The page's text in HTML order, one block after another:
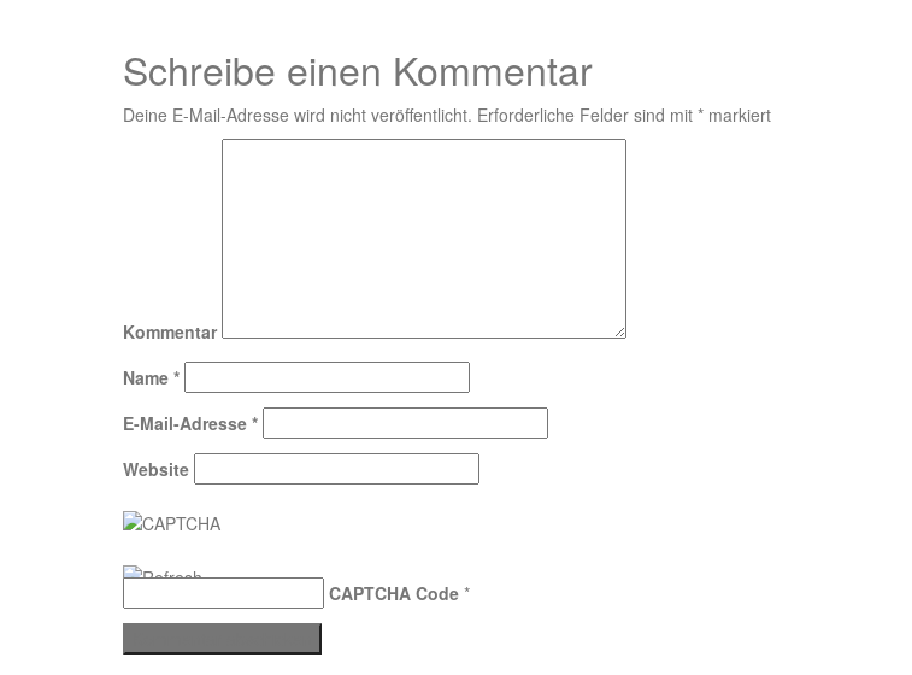
Schreibe einen Kommentar
Deine E-Mail-Adresse wird nicht veröffentlicht. Erforderliche Felder sind mit * markiert
Kommentar
Name *
E-Mail-Adresse *
Website
CAPTCHA Code *